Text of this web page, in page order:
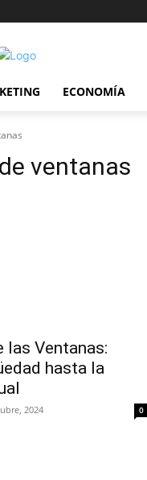
ECONOMÍA
ventanas
las Ventanas:
hasta la
2024 0